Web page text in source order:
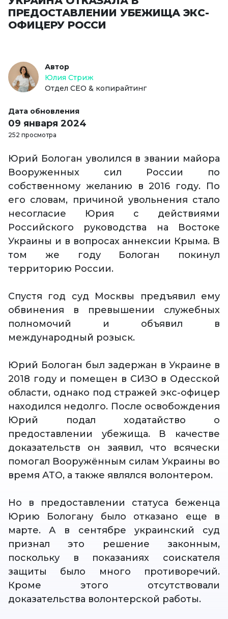
ПРЕДОСТАВЛЕНИИ УБЕЖИЩА ЭКС-
ОФИЦЕРУ РОССИ
Автор
Юлия Стриж
Отдел СЕО & копирайтинг
Дата обновления
09 января 2024
252 просмотра
Юрий Бологан уволился в звании майора
Вооруженных сил России по
собственному желанию в 2016 году. По
его словам, причиной увольнения стало
несогласие Юрия с действиями
Российского руководства на Востоке
Украины и в вопросах аннексии Крыма. В
том же году Бологан покинул
территорию России.
Спустя год суд Москвы предъявил ему
обвинения в превышении служебных
полномочий и объявил в
международный розыск.
Юрий Бологан был задержан в Украине в
2018 году и помещен в СИЗО в Одесской
области, однако под стражей экс-офицер
находился недолго. После освобождения
Юрий подал ходатайство о
предоставлении убежища. В качестве
доказательств он заявил, что всячески
помогал Вооружённым силам Украины во
время АТО, а также являлся волонтером.
Но в предоставлении статуса беженца
Юрию Бологану было отказано еще в
марте. А в сентябре украинский суд
признал это решение законным,
поскольку в показаниях соискателя
защиты было много противоречий.
Кроме этого отсутствовали
доказательства волонтерской работы.